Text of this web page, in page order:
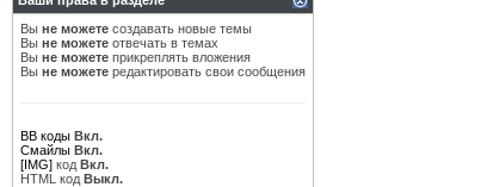
Вы не можете создавать новые темы
Вы не можете отвечать в темах
Вы не можете прикреплять вложения
Вы не можете редактировать свои сообщения
BB коды Вкл.
Смайлы Вкл.
[IMG] код Вкл.
HTML код Выкл.